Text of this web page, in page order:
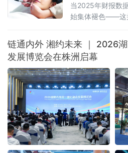
当2025年财报数
始集体褪色——这
链通内外 湘约未来 ｜ 2026
发展博览会在株洲启幕